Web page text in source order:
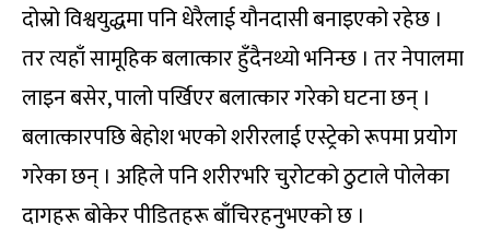
दोस्रो विश्वयुद्धमा पनि धेरैलाई यौनदासी बनाइएको रहेछ ।
तर त्यहाँ सामूहिक बलात्कार हुँदैनथ्यो भनिन्छ । तर नेपालमा
लाइन बसेर, पालो पर्खिएर बलात्कार गरेको घटना छन् ।
बलात्कारपछि बेहोश भएको शरीरलाई एस्ट्रेको रूपमा प्रयोग
गरेका छन् । अहिले पनि शरीरभरि चुरोटको ठुटाले पोलेका
दागहरू बोकेर पीडितहरू बाँचिरहनुभएको छ ।